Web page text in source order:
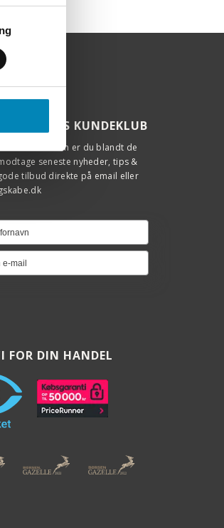
DIG VORES KUNDEKLUB
i kundeklubben er du blandt de
seneste nyheder, tips &
tilbud direkte på email eller
FOR DIN HANDEL